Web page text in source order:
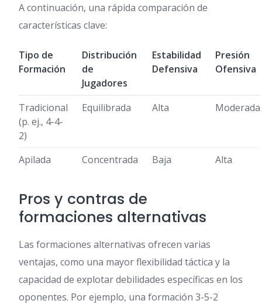
A continuación, una rápida comparación de
características clave:
Tipo de
Formación
Distribución
de
Jugadores
Estabilidad
Defensiva
Presión
Ofensiva
Tradicional
(p. ej., 4-4-
2)
Equilibrada Alta Moderada
Apilada Concentrada Baja Alta
Pros y contras de
formaciones alternativas
Las formaciones alternativas ofrecen varias
ventajas, como una mayor flexibilidad táctica y la
capacidad de explotar debilidades específicas en los
oponentes. Por ejemplo, una formación 3-5-2